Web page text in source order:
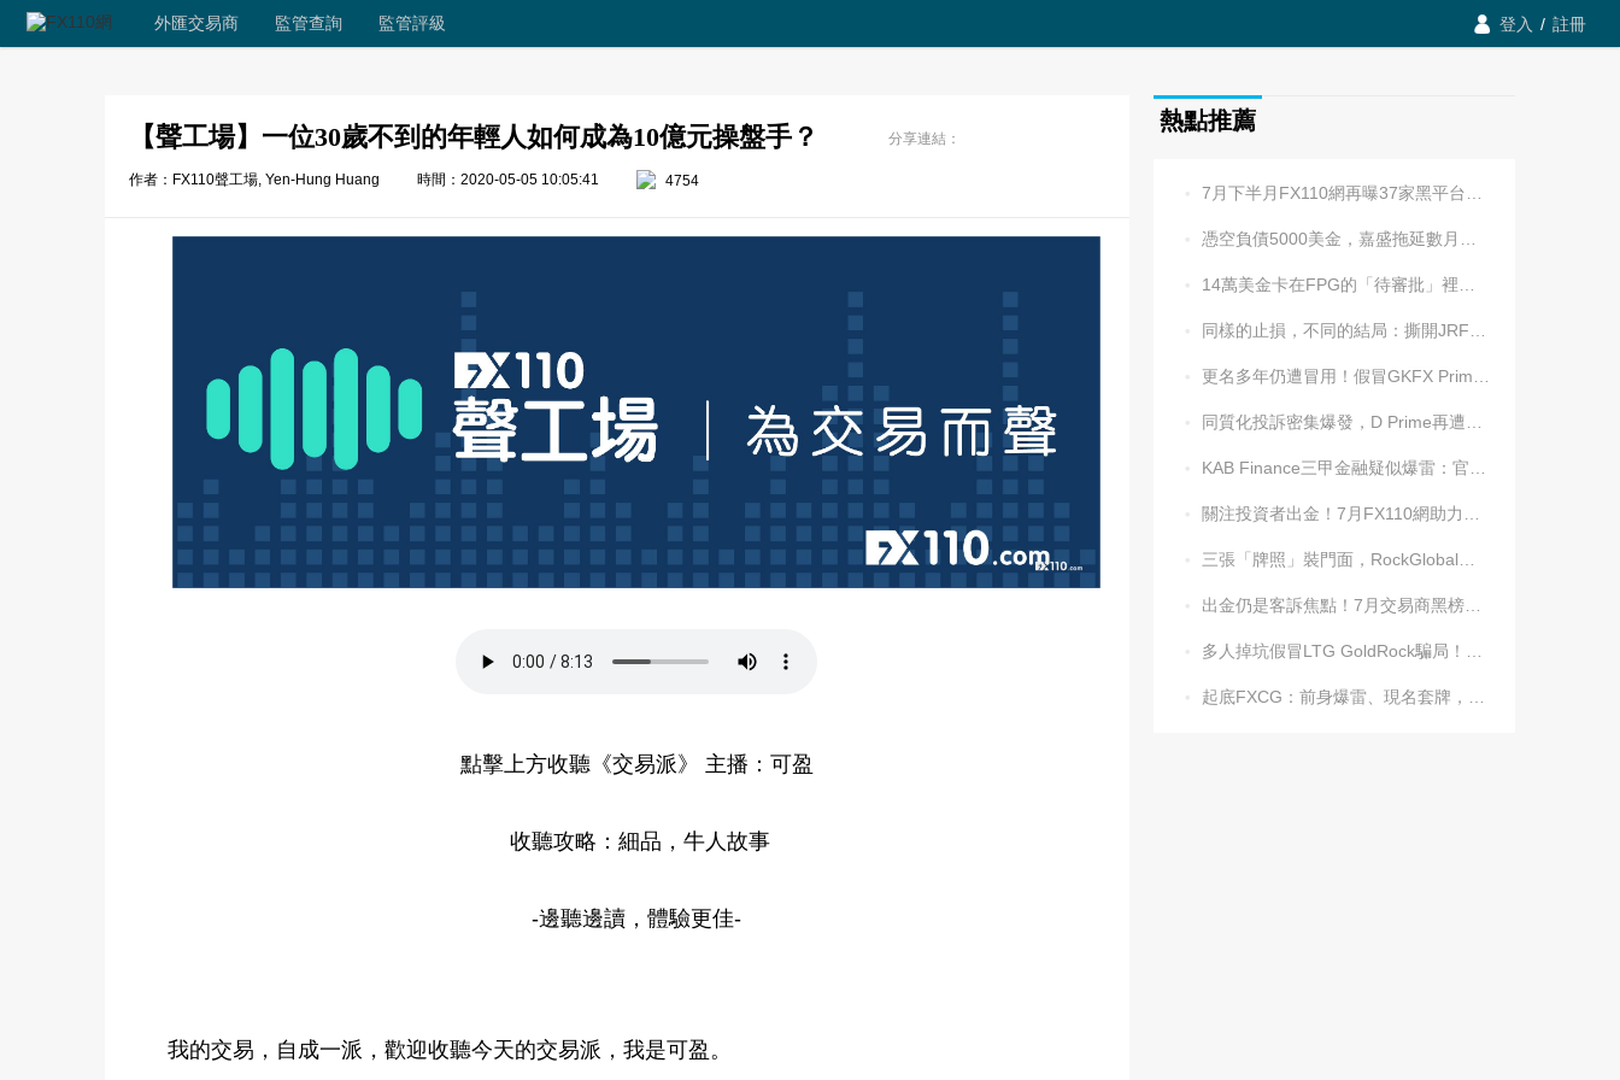
外匯交易商 監管查詢 監管評級  登入 / 註冊
【聲工場】一位30歲不到的年輕人如何成為10億元操盤手？ 分享連結：
作者：FX110聲工場, Yen-Hung Huang 時間：2020-05-05 10:05:41 4754
點擊上方收聽《交易派》 主播：可盈
收聽攻略：細品，牛人故事
-邊聽邊讀，體驗更佳-
我的交易，自成一派，歡迎收聽今天的交易派，我是可盈。
熱點推薦
7月下半月FX110網再曝37家黑平台，多家疑為同一團伙操控
憑空負債5000美金，嘉盛拖延數月後封號！老牌平台耍流氓更令人心寒
14萬美金卡在FPG的「待審批」裡逾兩週，平台全線冷處理
同樣的止損，不同的結局：撕開JRFX金榮環球定向滑點的遮羞布
更名多年仍遭冒用！假冒GKFX Prime捷凱金融，又來了！
同質化投訴密集爆發，D Prime再遭實名舉報：超3.2萬美元遭無理扣押
KAB Finance三甲金融疑似爆雷：官網癱瘓、業務員失聯、出金遇阻
關注投資者出金！7月FX110網助力追回資金1202.5萬元
三張「牌照」裝門面，RockGlobal收割起來毫不手軟
出金仍是客訴焦點！7月交易商黑榜名單發布
多人掉坑假冒LTG GoldRock騙局！平台本尊曾被清算，受害者同樣不計其數
起底FXCG：前身爆雷、現名套牌，受害者還在增加